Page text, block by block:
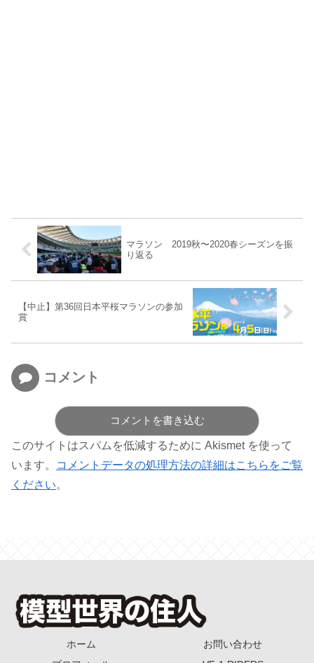
マラソン 2019秋〜2020春シーズンを振
り返る
【中止】第36回日本平桜マラソンの参加
賞
コメント
コメントを書き込む
このサイトはスパムを低減するために Akismet を使って
います。
コメントデータの処理方法の詳細はこちらをご覧
ください。
ホーム
お問い合わせ